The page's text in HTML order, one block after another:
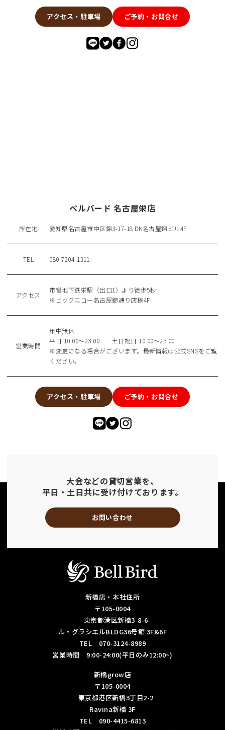
アクセス・駐車場 ご予約・お問合せ
ベルバード 名古屋栄店
所在地 愛知県名古屋市中区錦3-17-18 DK名古屋錦ビル4F
TEL 080-7204-1311
アクセス
市営地下鉄栄駅（出口1）より徒歩5秒
※ビッグエコー名古屋錦通り店様4F
営業時間
年中無休
平日 10:00〜23:00 土日祝日 10:00〜23:00
※変更になる場合がございます。最新情報は公式SNSをご覧
ください。
アクセス・駐車場 ご予約・お問合せ
大会などの貸切営業を、
平日・土日共に受け付けております。
お問い合わせ
新橋店・本社住所
〒105-0004
東京都港区新橋3-8-6
ル・グラシエルBLDG36号館 3F&6F
TEL 070-3124-8989
営業時間 9:00-24:00(平日のみ12:00~)
新橋grow店
〒105-0004
東京都港区新橋3丁目2-2
Ravina新橋 3F
TEL 090-4415-6813